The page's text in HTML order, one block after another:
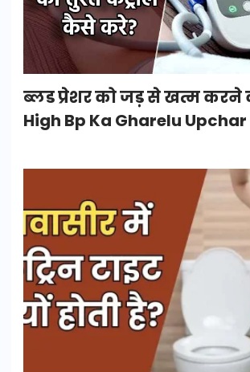
ब्लड प्रेशर को जड़ से खत्म करने
High Bp Ka Gharelu Upchar